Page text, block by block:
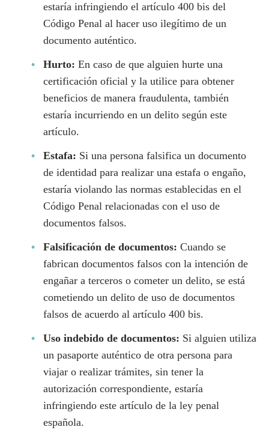
estaría infringiendo el artículo 400 bis del
Código Penal al hacer uso ilegítimo de un
documento auténtico.
Hurto: En caso de que alguien hurte una
certificación oficial y la utilice para obtener
beneficios de manera fraudulenta, también
estaría incurriendo en un delito según este
artículo.
Estafa: Si una persona falsifica un documento
de identidad para realizar una estafa o engaño,
estaría violando las normas establecidas en el
Código Penal relacionadas con el uso de
documentos falsos.
Falsificación de documentos: Cuando se
fabrican documentos falsos con la intención de
engañar a terceros o cometer un delito, se está
cometiendo un delito de uso de documentos
falsos de acuerdo al artículo 400 bis.
Uso indebido de documentos: Si alguien utiliza
un pasaporte auténtico de otra persona para
viajar o realizar trámites, sin tener la
autorización correspondiente, estaría
infringiendo este artículo de la ley penal
española.